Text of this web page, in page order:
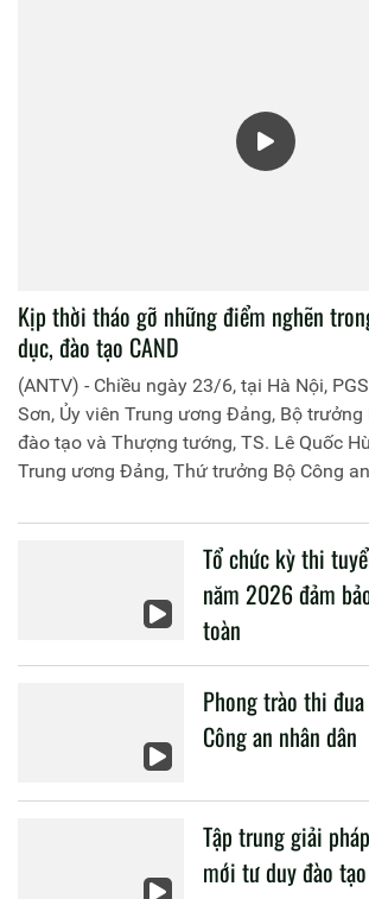
Kịp thời tháo gỡ những điểm nghẽn
dục, đào tạo CAND
(ANTV) - Chiều ngày 23/6, tại Hà Nội,
Sơn, Ủy viên Trung ương Đảng, Bộ trưởng
đào tạo và Thượng tướng, TS. Lê Quốc
Trung ương Đảng, Thứ trưởng Bộ Công
liên quan đến công tác giáo dục và đào
Tổ chức kỳ thi
năm 2026 đảm
toàn
Phong trào thi
Công an nhân dân
Tập trung giải
mới tư duy đào tạo